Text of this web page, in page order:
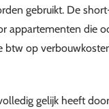
gebruikt. De
appartementen die
op
gelijk heeft